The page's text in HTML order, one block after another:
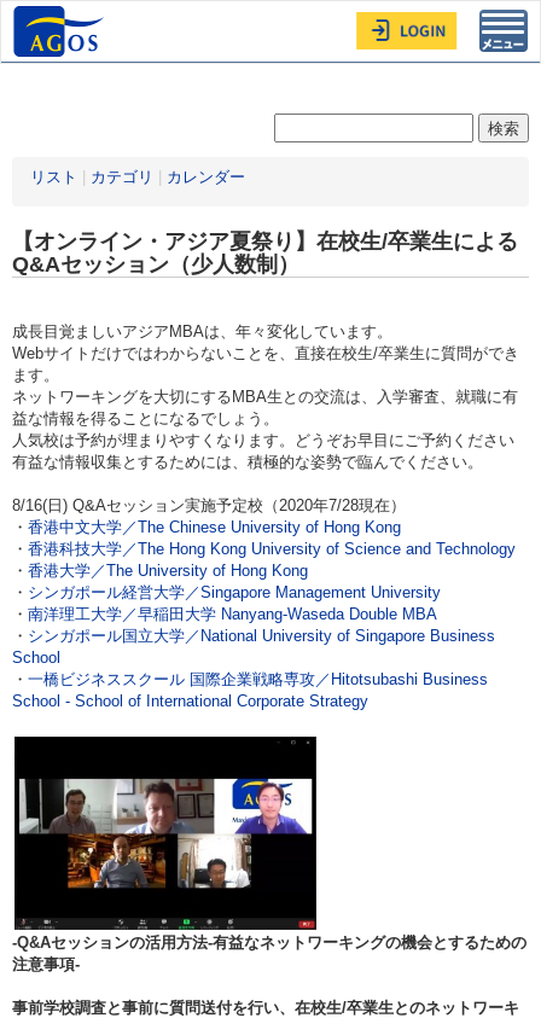
リスト カテゴリ カレンダー
【オンライン・アジア夏祭り】在校生/卒業生による
Q&Aセッション（少人数制）
成長目覚ましいアジアMBAは、年々変化しています。
Webサイトだけではわからないことを、直接在校生/卒業生に質問ができ
ます。
ネットワーキングを大切にするMBA生との交流は、入学審査、就職に有
益な情報を得ることになるでしょう。
人気校は予約が埋まりやすくなります。どうぞお早目にご予約ください
有益な情報収集とするためには、積極的な姿勢で臨んでください。
8/16(日) Q&Aセッション実施予定校（2020年7/28現在）
・ 香港中文大学／The Chinese University of Hong Kong
・ 香港科技大学／The Hong Kong University of Science and Technology
・ 香港大学／The University of Hong Kong
・ シンガポール経営大学／Singapore Management University
・ 南洋理工大学／早稲田大学 Nanyang-Waseda Double MBA
・ シンガポール国立大学／National University of Singapore Business
School
・ 一橋ビジネススクール 国際企業戦略専攻／Hitotsubashi Business
School - School of International Corporate Strategy
-Q&Aセッションの活用方法-有益なネットワーキングの機会とするための
注意事項-
事前学校調査と事前に質問送付を行い、在校生/卒業生とのネットワーキ